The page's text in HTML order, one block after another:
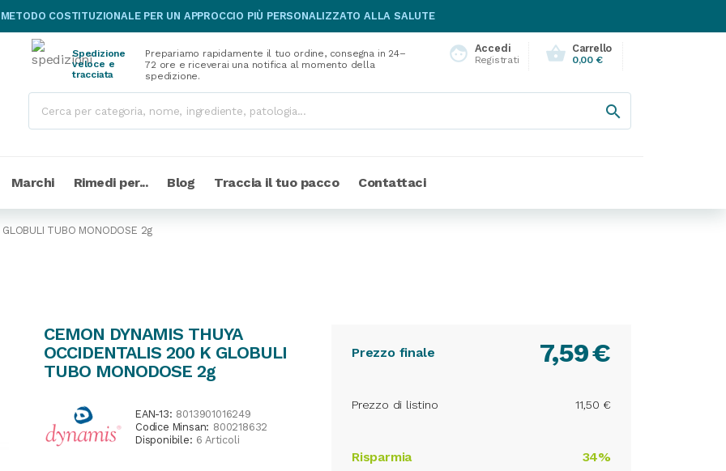
COSTITUZIONALE PER UN APPROCCIO PIÙ PERSONALIZZATO ALLA SALUTE
face Accedi
Registrati shopping_basket Carrello
0,00 €
Spedizione
veloce e
tracciata
Prepariamo rapidamente il tuo ordine, consegna in 24–
72 ore e riceverai una notifica al momento della
spedizione.

Marchi Rimedi per... Blog Traccia il tuo pacco Contattaci
TUBO MONODOSE 2g
CEMON DYNAMIS THUYA
OCCIDENTALIS 200 K GLOBULI
TUBO MONODOSE 2g
EAN-13: 8013901016249
Codice Minsan: 800218632
Disponibile: 6 Articoli
Prezzo finale €
7,59
Prezzo di listino 11,50 €
Risparmia 34%